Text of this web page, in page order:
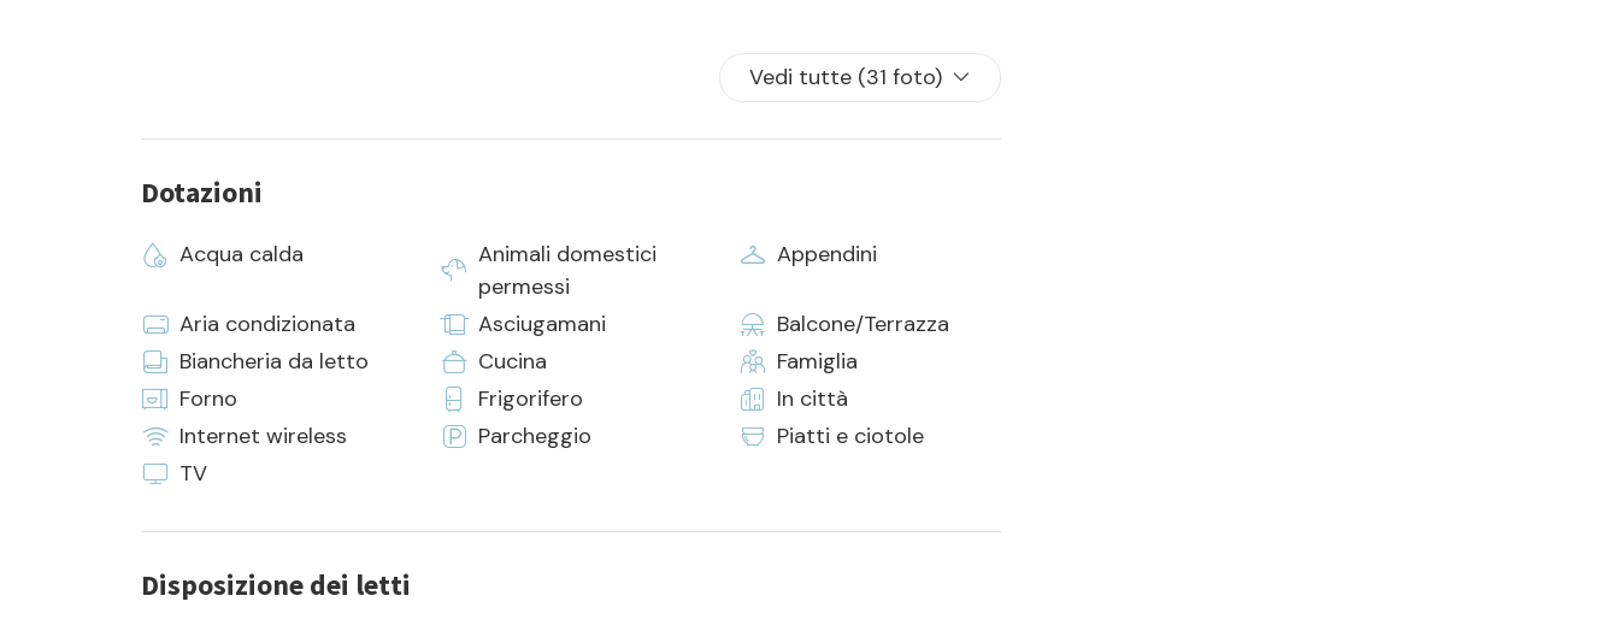
Vedi tutte (31 foto)
Dotazioni
Acqua calda
Animali domestici
permessi
Appendini
Aria condizionata Asciugamani
Balcone/Terrazza
Biancheria da letto
Cucina
Famiglia
Forno
Frigorifero
In città
Internet wireless
Parcheggio
Piatti e ciotole
TV
Disposizione dei letti